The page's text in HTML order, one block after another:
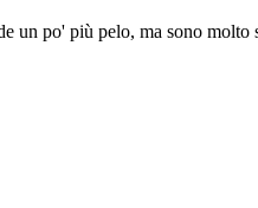
un po' più pelo, ma sono molto